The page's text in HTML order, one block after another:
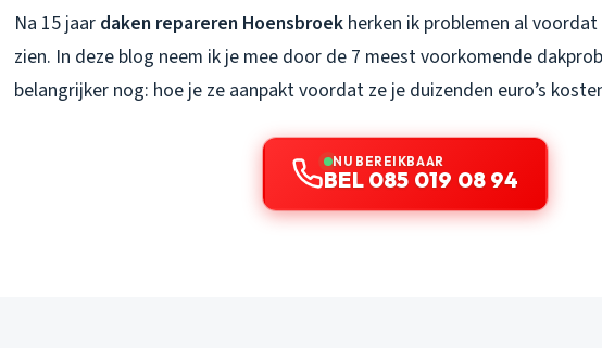
Na 15 jaar daken repareren Hoensbroek herken ik problemen al
zien. In deze blog neem ik je mee door de 7 meest voorkomende
belangrijker nog: hoe je ze aanpakt voordat ze je duizenden euro’s
NU BEREIKBAAR
BEL 085 019 08 94